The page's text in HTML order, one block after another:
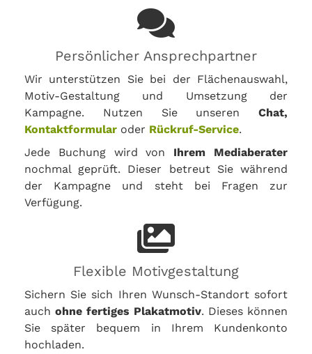
Persönlicher Ansprechpartner
Wir unterstützen Sie bei der Flächenauswahl,
Motiv-Gestaltung und Umsetzung der
Kampagne. Nutzen Sie unseren Chat,
Kontaktformular oder Rückruf-Service.
Jede Buchung wird von Ihrem Mediaberater
nochmal geprüft. Dieser betreut Sie während
der Kampagne und steht bei Fragen zur
Verfügung.
Flexible Motivgestaltung
Sichern Sie sich Ihren Wunsch-Standort sofort
auch ohne fertiges Plakatmotiv. Dieses können
Sie später bequem in Ihrem Kundenkonto
hochladen.